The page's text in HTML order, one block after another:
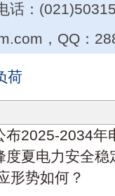
：
，QQ：
荷
布2025-2034年
夏电力安全稳
形势如何？